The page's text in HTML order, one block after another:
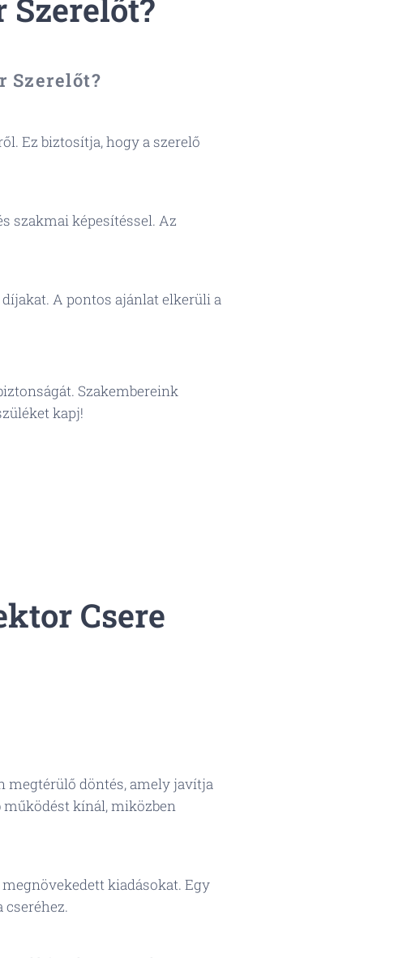
Szerelőt?
Ez biztosítja, hogy a szerelő
szakmai képesítéssel. Az
A pontos ajánlat elkerüli a
Szakembereink
kapj!
Csere
megtérülő döntés, amely javítja
működést kínál, miközben
kiadásokat. Egy